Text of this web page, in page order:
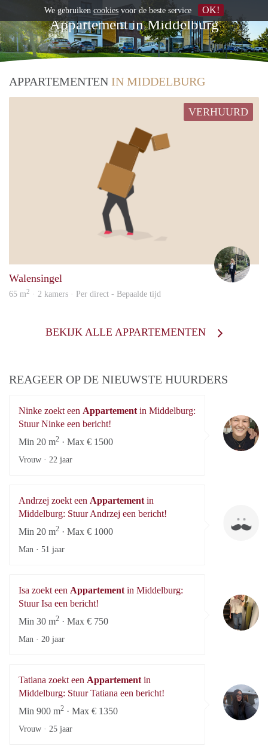
Appartement in Middelburg
APPARTEMENTEN IN MIDDELBURG
VERHUURD
Walensingel
65 m2 · 2 kamers · Per direct - Bepaalde tijd
BEKIJK ALLE APPARTEMENTEN
REAGEER OP DE NIEUWSTE HUURDERS
Ninke zoekt een Appartementin Middelburg:
Stuur Ninke een bericht!
Min 20 m2 · Max € 1500
Vrouw · 22 jaar
Andrzej zoekt een Appartementin
Middelburg: Stuur Andrzej een bericht!
Min 20 m2 · Max € 1000
Man · 51 jaar
Isa zoekt een Appartementin Middelburg:
Stuur Isa een bericht!
Min 30 m2 · Max € 750
Man · 20 jaar
Tatiana zoekt een Appartementin
Middelburg: Stuur Tatiana een bericht!
Min 900 m2 · Max € 1350
Vrouw · 25 jaar
We gebruiken cookies voor de beste service OK!